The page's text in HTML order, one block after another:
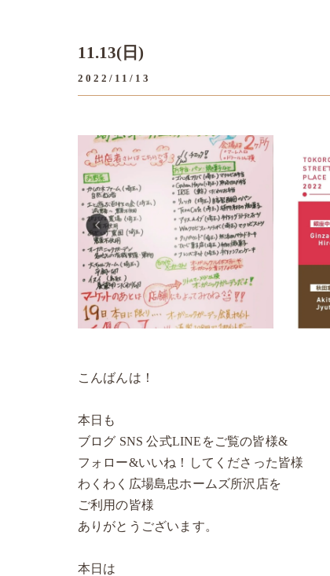
11.13(日)
2022/11/13
こんばんは！
本日も
ブログ SNS 公式LINEをご覧の皆様&
フォロー&いいね！してくださった皆様
わくわく広場島忠ホームズ所沢店を
ご利用の皆様
ありがとうございます。
本日は